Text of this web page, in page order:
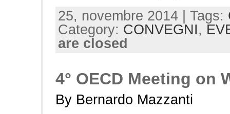
25, novembre 2014 | Tags:
Category: CONVEGNI,
are closed
4° OECD Meeting on
By Bernardo Mazzanti